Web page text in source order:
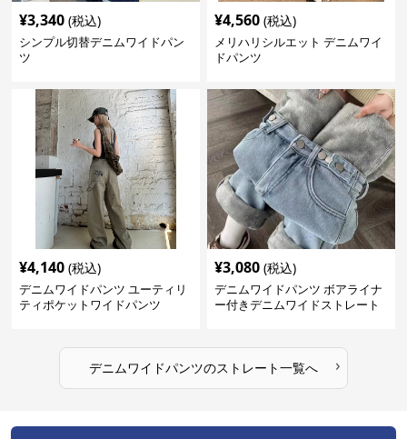
¥3,340 (税込)
シンプル切替デニムワイドパン
ツ
¥4,560 (税込)
メリハリシルエット デニムワイ
ドパンツ
¥4,140 (税込)
デニムワイドパンツ ユーティリ
ティポケットワイドパンツ
¥3,080 (税込)
デニムワイドパンツ ボアライナ
ー付きデニムワイドストレート
デニムワイドパンツのストレート一覧へ ›